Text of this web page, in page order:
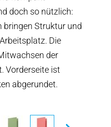
doch so nützlich:
bringen Struktur und
Die
der
Vorderseite ist
abgerundet.